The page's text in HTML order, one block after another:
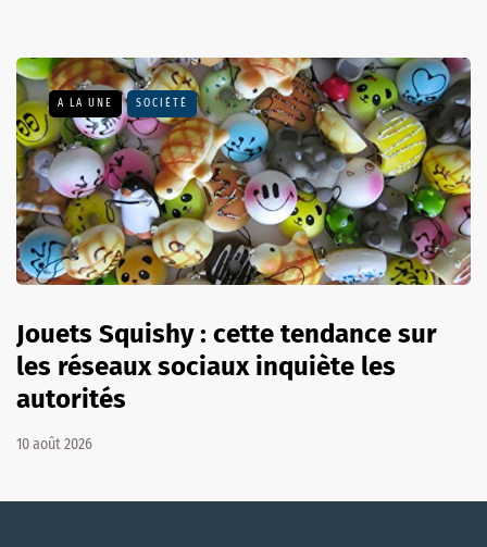
A LA UNE SOCIÉTÉ
Jouets Squishy : cette tendance sur
les réseaux sociaux inquiète les
autorités
10 août 2026